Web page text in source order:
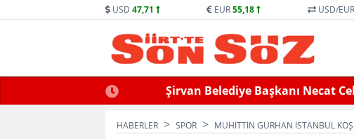
USD 47,71 EUR55,18 USD/EUR
Hayatını Kaybetti
Siirt’te Baraj Sularının
HABERLER SPOR MUHITTIN GÜRHAN İSTANBUL